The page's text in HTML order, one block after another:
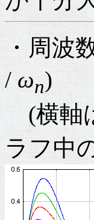
・周波
/ ωn)
(横軸
ラフ中